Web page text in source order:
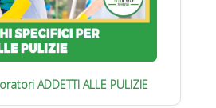
ADDETTI ALLE PULIZIE